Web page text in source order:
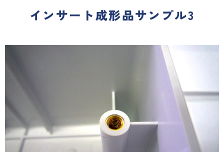
インサート成形品サンプル3